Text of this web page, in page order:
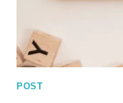
POST